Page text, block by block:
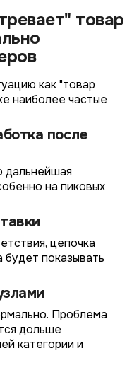
товар
как "товар
наиболее частые
после
дальнейшая
на пиковых
цепочка
показывать
Проблема
дольше
категории и